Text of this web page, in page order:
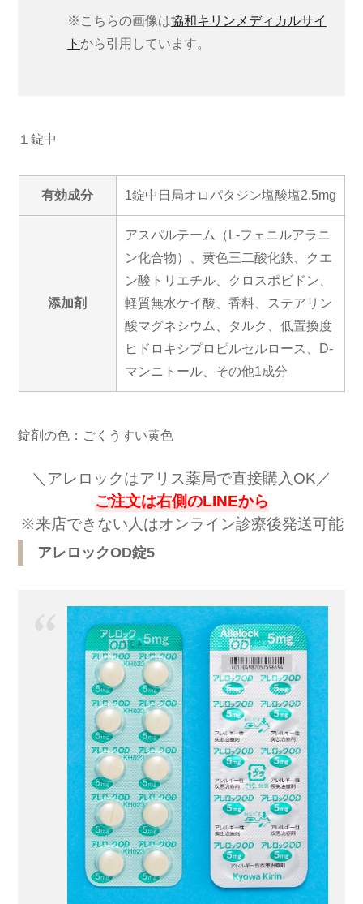
※こちらの画像は協和キリンメディカルサイ
ト から引用しています。
１錠中
有効成分 1錠中日局オロパタジン塩酸塩2.5mg
添加剤
アスパルテーム（L-フェニルアラニ
ン化合物）、黄色三二酸化鉄、クエ
ン酸トリエチル、クロスポビドン、
軽質無水ケイ酸、香料、ステアリン
酸マグネシウム、タルク、低置換度
ヒドロキシプロピルセルロース、D-
マンニトール、その他1成分
錠剤の色：ごくうすい黄色
＼アレロックはアリス薬局で直接購入OK／
ご注文は右側のLINEから
※来店できない人はオンライン診療後発送可能
アレロックOD錠5